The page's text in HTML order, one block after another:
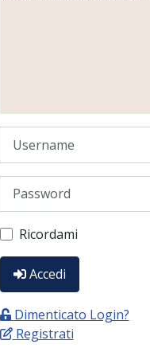
Username
Password
Ricordami
Accedi
Dimenticato Login?
Registrati